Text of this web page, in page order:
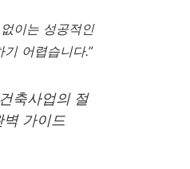
이는 성공적인
어렵습니다.”